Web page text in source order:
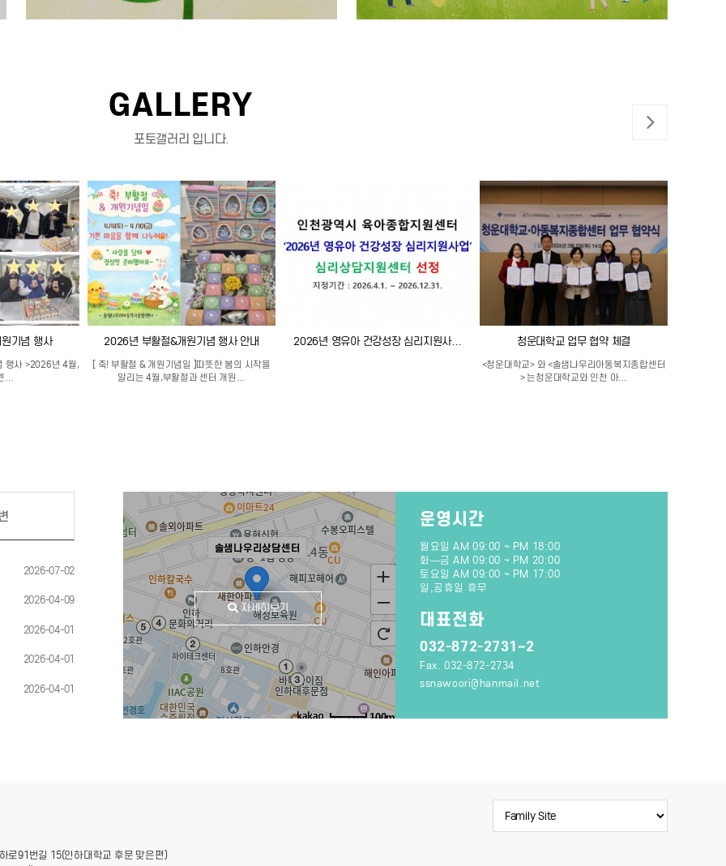
GALLERY
포토갤러리 입니다.
기념 행사
행사 >2026년 4월,
…
2026년 부활절&개원기념 행사 안내
[ 축! 부활절 & 개원기념일 ]따뜻한 봄의 시작을
알리는 4월,부활절과 센터 개원…
2026년 영유아 건강성장 심리지원사… 청운대학교 업무 협약 체결
<청운대학교> 와 <솔샘나우리아동복지종합센터
> 는청운대학교와 인천 아…
2026-07-02
2026-04-09
2026-04-01
2026-04-01
2026-04-01
솔샘나우리상담센터
100m
자세히보기
운영시간
월요일 AM 09:00 ~ PM 18:00
화―금 AM 09:00 ~ PM 20:00
토요일 AM 09:00 ~ PM 17:00
일,공휴일 휴무
대표전화
032-872-2731~2
Fax. 032-872-2734
ssnawoori@hanmail.net
로91번길 15(인하대학교 후문 맞은편)